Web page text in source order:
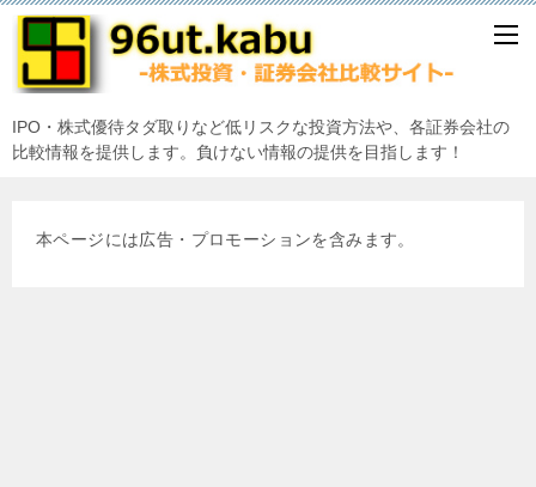
IPO・株式優待タダ取りなど低リスクな投資方法や、各証券会社の
比較情報を提供します。負けない情報の提供を目指します！
本ページには広告・プロモーションを含みます。